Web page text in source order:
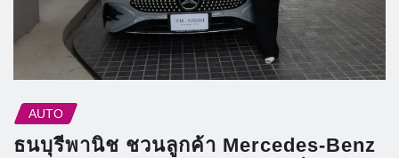
AUTO
ธนบุรีพานิช ชวนลูกค้า Mercedes-Benz